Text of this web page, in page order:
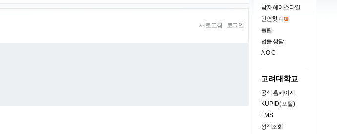
새로고침 로그인
남자 헤어스타일
인연찾기
튤립
법률 상담
AOC
고려대학교
공식 홈페이지
KUPID(포털)
LMS
성적조회